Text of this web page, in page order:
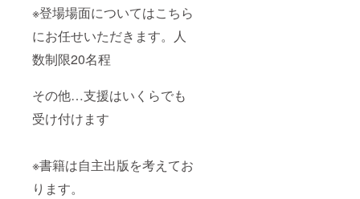
※登場場面についてはこちら
にお任せいただきます。人
数制限20名程
その他…支援はいくらでも
受け付けます
※書籍は自主出版を考えてお
ります。